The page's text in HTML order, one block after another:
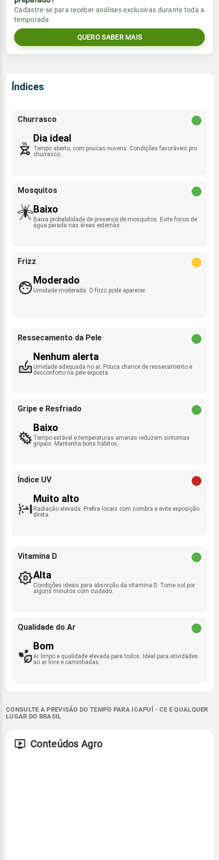
Umidade do ar
71% 87%
Rajada de vento
Sol
05:36h às 17:32h
Lua
Chuva
0.3mm
Umidade do ar
Vento
SE/SSE - 18km/h
Rajada de vento
Sol
Cadastre-se para receber análises exclusivas durante toda a
temporada.
QUERO SABER MAIS
Índices
Churrasco
Dia ideal
Tempo aberto, com poucas nuvens. Condições favoráveis pro
churrasco.
Mosquitos
Baixo
Baixa probabilidade de presença de mosquitos. Evite focos de
água parada nas áreas externas.
Frizz
Moderado
Umidade moderada. O frizz pode aparecer.
Ressecamento da Pele
Nenhum alerta
Umidade adequada no ar. Pouca chance de ressecamento e
desconforto na pele exposta.
Gripe e Resfriado
Baixo
Tempo estável e temperaturas amenas reduzem sintomas
gripais. Mantenha bons hábitos.
Índice UV
Muito alto
Radiação elevada. Prefira locais com sombra e evite exposição
direta.
Vitamina D
Alta
Condições ideais para absorção da vitamina D. Tome sol por
alguns minutos com cuidado.
Qualidade do Ar
Bom
Ar limpo e qualidade elevada para todos. Ideal para atividades
ao ar livre e caminhadas.
CONSULTE A PREVISÃO DO TEMPO PARA ICAPUÍ - CE E QUALQUER
LUGAR DO BRASIL
Conteúdos Agro